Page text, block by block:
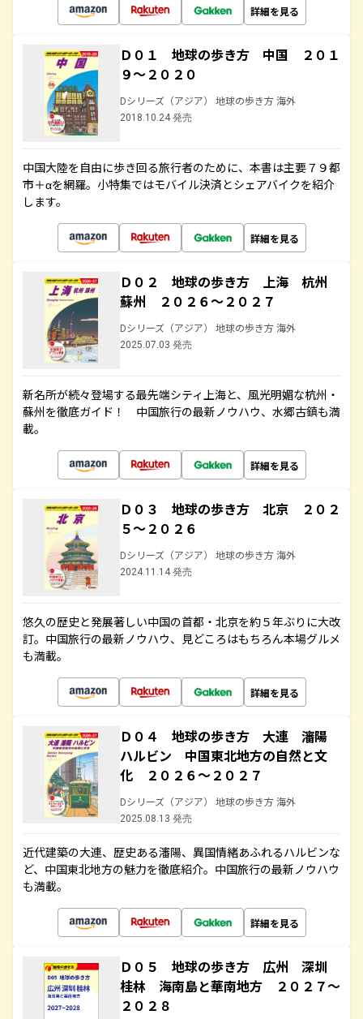
詳細を見る
Ｄ０１ 地球の歩き方 中国 ２０１
９～２０２０
Dシリーズ（アジア） 地球の歩き方 海外
2018.10.24 発売
中国大陸を自由に歩き回る旅行者のために、本書は主要７９都
市＋αを網羅。小特集ではモバイル決済とシェアバイクを紹介
します。
詳細を見る
Ｄ０２ 地球の歩き方 上海 杭州
蘇州 ２０２６～２０２７
Dシリーズ（アジア） 地球の歩き方 海外
2025.07.03 発売
新名所が続々登場する最先端シティ上海と、風光明媚な杭州・
蘇州を徹底ガイド！ 中国旅行の最新ノウハウ、水郷古鎮も満
載。
詳細を見る
Ｄ０３ 地球の歩き方 北京 ２０２
５～２０２６
Dシリーズ（アジア） 地球の歩き方 海外
2024.11.14 発売
悠久の歴史と発展著しい中国の首都・北京を約５年ぶりに大改
訂。中国旅行の最新ノウハウ、見どころはもちろん本場グルメ
も満載。
詳細を見る
Ｄ０４ 地球の歩き方 大連 瀋陽
ハルビン 中国東北地方の自然と文
化 ２０２６～２０２７
Dシリーズ（アジア） 地球の歩き方 海外
2025.08.13 発売
近代建築の大連、歴史ある瀋陽、異国情緒あふれるハルビンな
ど、中国東北地方の魅力を徹底紹介。中国旅行の最新ノウハウ
も満載。
詳細を見る
Ｄ０５ 地球の歩き方 広州 深圳
桂林 海南島と華南地方 ２０２７～
２０２８